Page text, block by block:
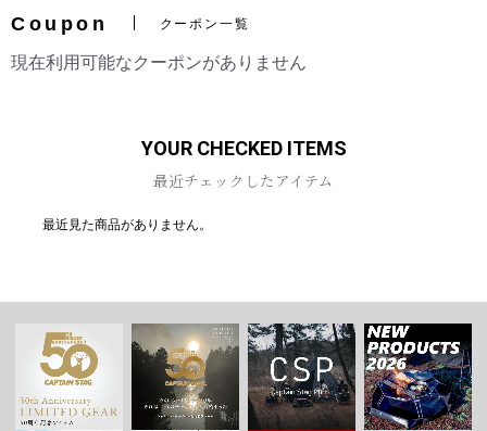
Coupon クーポン一覧
現在利用可能なクーポンがありません
YOUR CHECKED ITEMS
最近チェックしたアイテム
最近見た商品がありません。